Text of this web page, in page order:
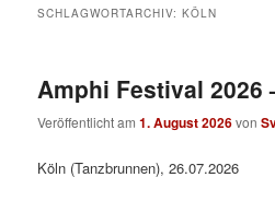
SCHLAGWORTARCHIV:KÖLN
Amphi Festival 2026
Veröffentlicht am1. August 2026von
Köln (Tanzbrunnen), 26.07.2026